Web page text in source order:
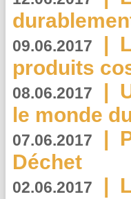
09.06.2017 |
produits
08.06.2017 |
le monde
07.06.2017 |
Déchet
02.06.2017 |